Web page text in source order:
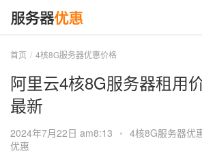
首页 4核8G服务器优惠价格
阿里云4核8G服务器租用
最新
2024年7月22日 am8:13 • 4核8G服务器优
优惠